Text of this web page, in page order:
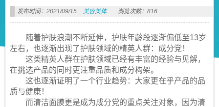
发布时间：2021/09/15 美容美体 浏览次数：816
随着护肤浪潮不断延伸，护肤年龄段逐渐偏低至13岁
左右，也逐渐出现了护肤领域的精英人群：成分党！
这类精英人群在护肤领域已经有丰富的经验与见解，
在挑选产品的同时更注重品质和成分构架。
这也逐渐证明了一个行业趋势：大家更在乎产品的品
质与健康！
而清洁面膜更是成为成分党的重点关注对象，因为清